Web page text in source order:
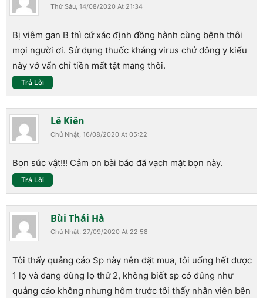
Thứ Sáu, 14/08/2020 At 21:34
Bị viêm gan B thì cứ xác định đồng hành cùng bệnh thôi
mọi người ơi. Sử dụng thuốc kháng virus chứ đông y kiểu
này vớ vẩn chỉ tiền mất tật mang thôi.
Trả Lời
Lê Kiên
Chủ Nhật, 16/08/2020 At 05:22
Bọn súc vật!!! Cảm ơn bài báo đã vạch mặt bọn này.
Trả Lời
Bùi Thái Hà
Chủ Nhật, 27/09/2020 At 22:58
Tôi thấy quảng cáo Sp này nên đặt mua, tôi uống hết được
1 lọ và đang dùng lọ thứ 2, không biết sp có đúng như
quảng cáo không nhưng hôm trước tôi thấy nhân viên bên